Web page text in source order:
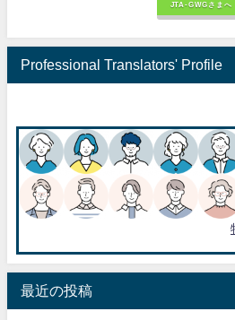
JTA-GWGさまへ
Professional Translators' Profile
最近の投稿